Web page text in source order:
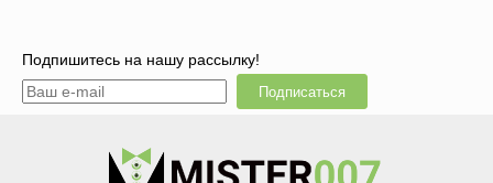
Подпишитесь на нашу рассылку!
Подписаться